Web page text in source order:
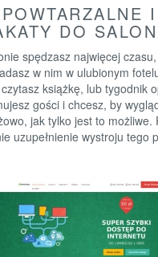
DO
spędzasz najwięcej
w nim w ulubionym
książkę, lub tygodnik
gości i chcesz, by
jak tylko jest to możliwe.
uzupełnienie wystroju tego